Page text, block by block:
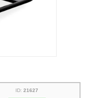
ID:21627